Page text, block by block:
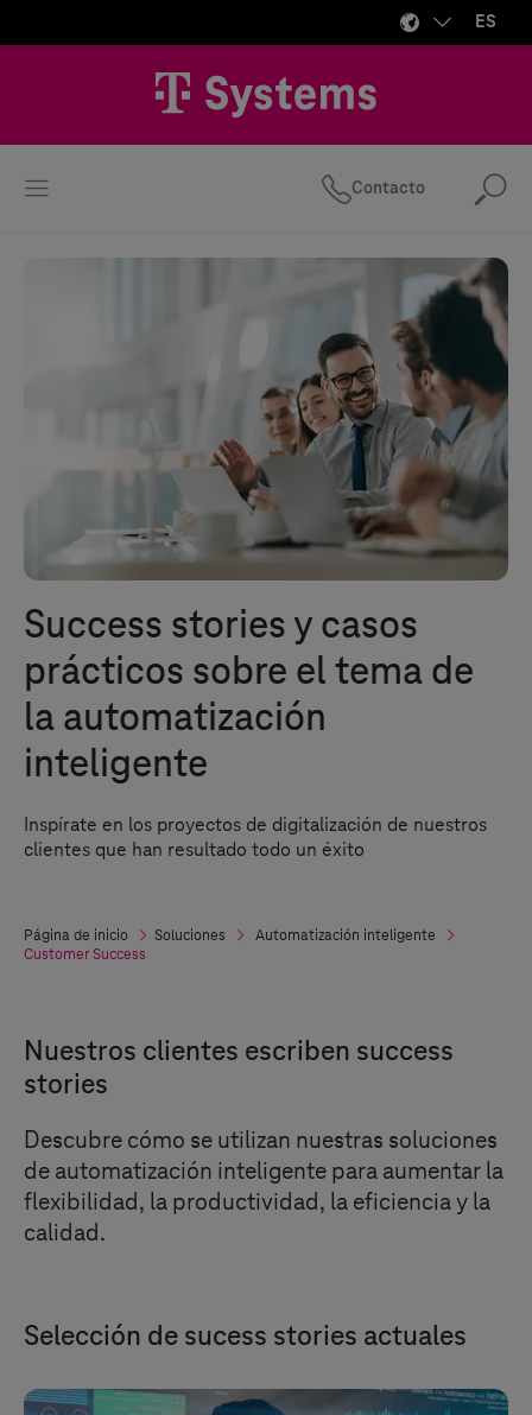
ES
Contacto
Success stories y casos
prácticos sobre el tema de
la automatización
inteligente
Inspírate en los proyectos de digitalización de nuestros
clientes que han resultado todo un éxito
Página de inicio Soluciones
Automatización inteligente
Customer Success
Nuestros clientes escriben success
stories
Descubre cómo se utilizan nuestras soluciones
de automatización inteligente para aumentar la
flexibilidad, la productividad, la eficiencia y la
calidad.
Selección de sucess stories actuales